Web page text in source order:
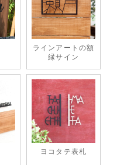
ラインアートの額
縁サイン
ヨコタテ表札